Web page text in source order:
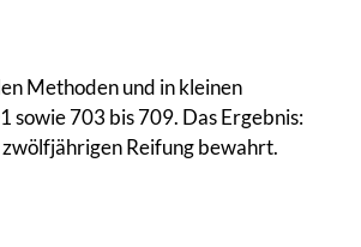
Methoden und in kleinen
sowie 703 bis 709. Das Ergebnis:
Reifung bewahrt.